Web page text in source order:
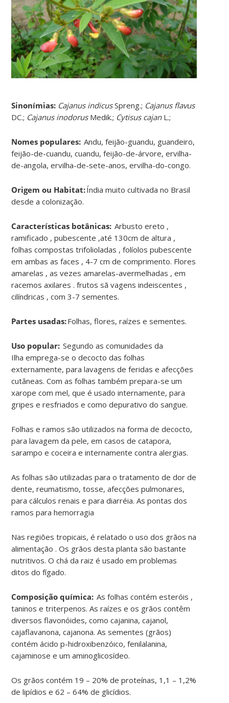
Sinonímias: Cajanus indicusSpreng.; Cajanus flavus
DC.; Cajanus inodorusMedik.; Cytisus cajanL.;
Nomes populares: Andu, feijão-guandu, guandeiro,
feijão-de-cuandu, cuandu, feijão-de-árvore, ervilha-
de-angola, ervilha-de-sete-anos, ervilha-do-congo.
Origem ou Habitat:Índia muito cultivada no Brasil
desde a colonização.
Características botânicas: Arbusto ereto ,
ramificado , pubescente ,até 130cm de altura ,
folhas compostas trifolioladas , folíolos pubescente
em ambas as faces , 4-7 cm de comprimento. Flores
amarelas , as vezes amarelas-avermelhadas , em
racemos axilares . frutos sã vagens indeiscentes ,
cilíndricas , com 3-7 sementes.
Partes usadas:Folhas, flores, raízes e sementes.
Uso popular: Segundo as comunidades da
Ilha emprega-se o decocto das folhas
externamente, para lavagens de feridas e afecções
cutâneas. Com as folhas também prepara-se um
xarope com mel, que é usado internamente, para
gripes e resfriados e como depurativo do sangue.
Folhas e ramos são utilizados na forma de decocto,
para lavagem da pele, em casos de catapora,
sarampo e coceira e internamente contra alergias.
As folhas são utilizadas para o tratamento de dor de
dente, reumatismo, tosse, afecções pulmonares,
para cálculos renais e para diarréia. As pontas dos
ramos para hemorragia
Nas regiões tropicais, é relatado o uso dos grãos na
alimentação . Os grãos desta planta são bastante
nutritivos. O chá da raiz é usado em problemas
ditos do fígado.
Composição química: As folhas contém esteróis ,
taninos e triterpenos. As raízes e os grãos contêm
diversos flavonóides, como cajanina, cajanol,
cajaflavanona, cajanona. As sementes (grãos)
contém ácido p-hidroxibenzóico, fenilalanina,
cajaminose e um aminoglicosídeo.
Os grãos contém 19 – 20% de proteínas, 1,1 – 1,2%
de lipídios e 62 – 64% de glicídios.